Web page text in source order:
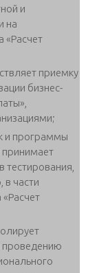
и
на
«Расчет
приемку
бизнес-
и программы
принимает
тестирования,
в части
проведению